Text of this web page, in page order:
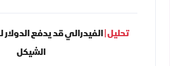
تحليل |
الشيكل